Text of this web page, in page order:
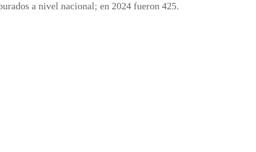
a nivel nacional; en 2024 fueron 425.